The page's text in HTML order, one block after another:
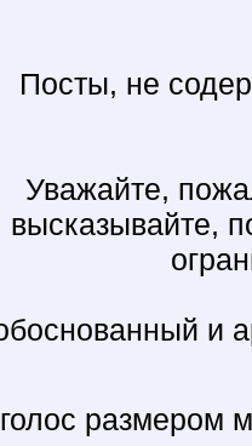
Посты, не
Уважайте,
высказывайте,
и
размером